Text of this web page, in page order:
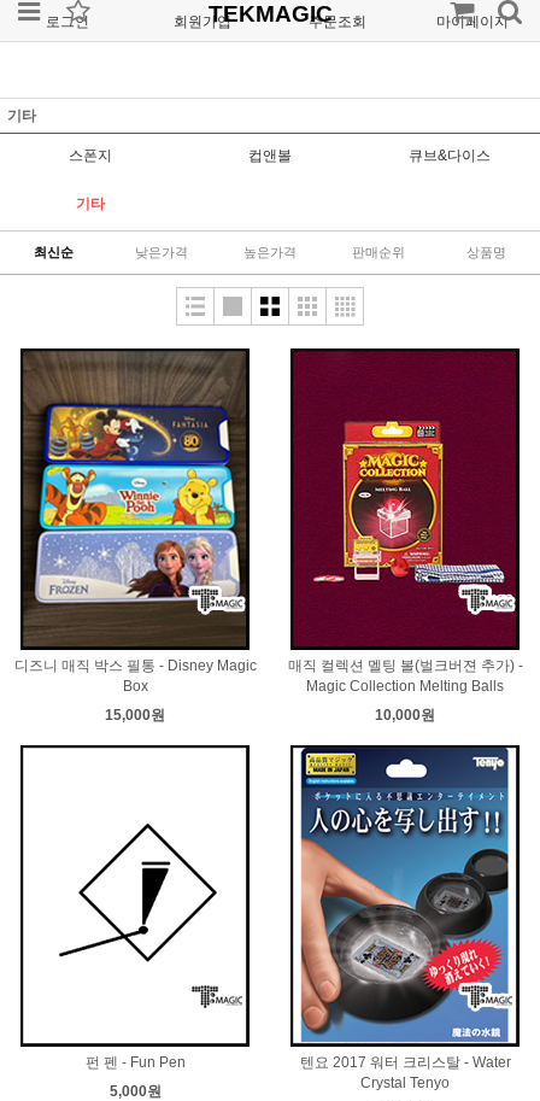
로그인 회원가입 주문조회 마이페이지
TEKMAGIC
기타
스폰지 컵앤볼 큐브&다이스
기타
최신순 낮은가격 높은가격 판매순위 상품명
디즈니 매직 박스 필통 - Disney Magic
Box
15,000원
매직 컬렉션 멜팅 볼(벌크버젼 추가) -
Magic Collection Melting Balls
10,000원
펀 펜 - Fun Pen
5,000원
텐요 2017 워터 크리스탈 - Water
Crystal Tenyo